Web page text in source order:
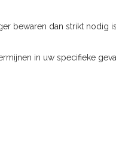
bewaren dan strikt nodig
in uw specifieke